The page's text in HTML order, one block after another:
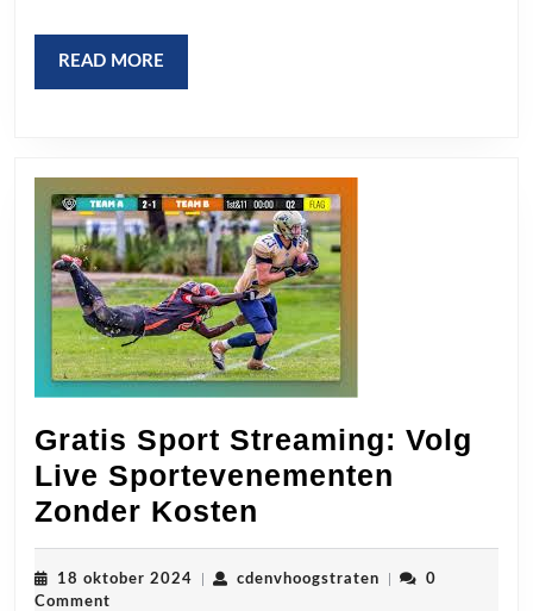
READ MORE
MORE
Gratis Sport Streaming: Volg
Live Sportevenementen
Zonder Kosten
Sport
Streaming:
18 oktober 2024 18
cdenvhoogstratencdenvhoogstraten
0
Comment